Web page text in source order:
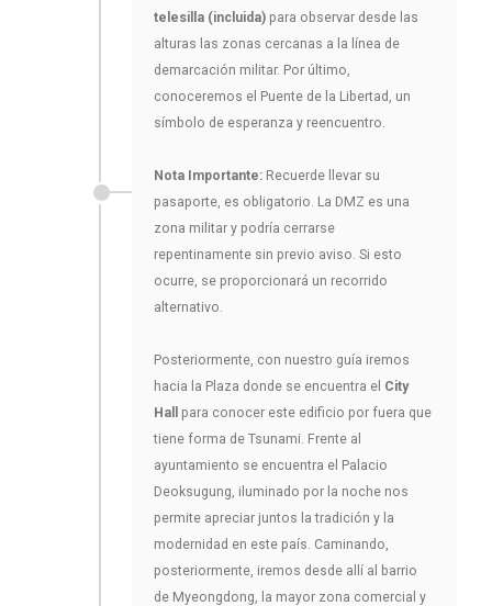
telesilla (incluida) para observar desde las
alturas las zonas cercanas a la línea de
demarcación militar. Por último,
conoceremos el Puente de la Libertad, un
símbolo de esperanza y reencuentro.
Nota Importante: Recuerde llevar su
pasaporte, es obligatorio. La DMZ es una
zona militar y podría cerrarse
repentinamente sin previo aviso. Si esto
ocurre, se proporcionará un recorrido
alternativo.
Posteriormente, con nuestro guía iremos
hacia la Plaza donde se encuentra el City
Hall
para conocer este edificio por fuera que
tiene forma de Tsunami. Frente al
ayuntamiento se encuentra el Palacio
Deoksugung, iluminado por la noche nos
permite apreciar juntos la tradición y la
modernidad en este país. Caminando,
posteriormente, iremos desde allí al barrio
de Myeongdong, la mayor zona comercial y